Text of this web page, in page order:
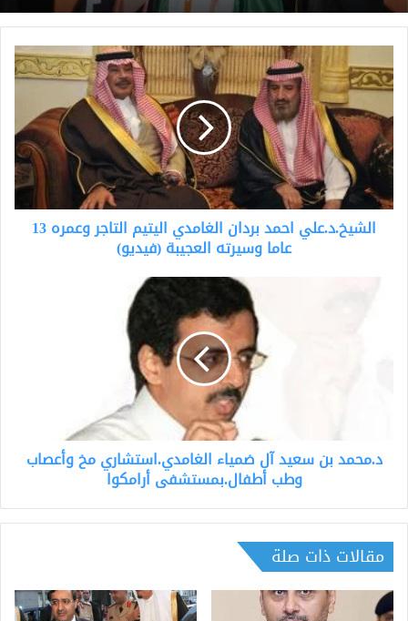
الشيخ.د.علي
احمد
بردان
الغامدي
اليتيم
التاجر
وعمره
عاما
وسيرته
الشيخ.د.علي احمد بردان الغامدي اليتيم التاجر وعمره 13
عاما وسيرته العجيبة (فيديو)
أطفال.بمستشفى
د.محمد بن سعيد آل ضمياء الغامدي.استشاري مخ وأعصاب
وطب أطفال.بمستشفى أرامكوا
مقالات ذات صلة